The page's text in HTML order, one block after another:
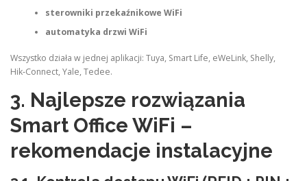
sterowniki przekaźnikowe WiFi
automatyka drzwi WiFi
Wszystko działa w jednej aplikacji: Tuya, Smart Life, eWeLink, Shelly,
Hik‑Connect, Yale, Tedee.
3. Najlepsze rozwiązania
Smart Office WiFi –
rekomendacje instalacyjne